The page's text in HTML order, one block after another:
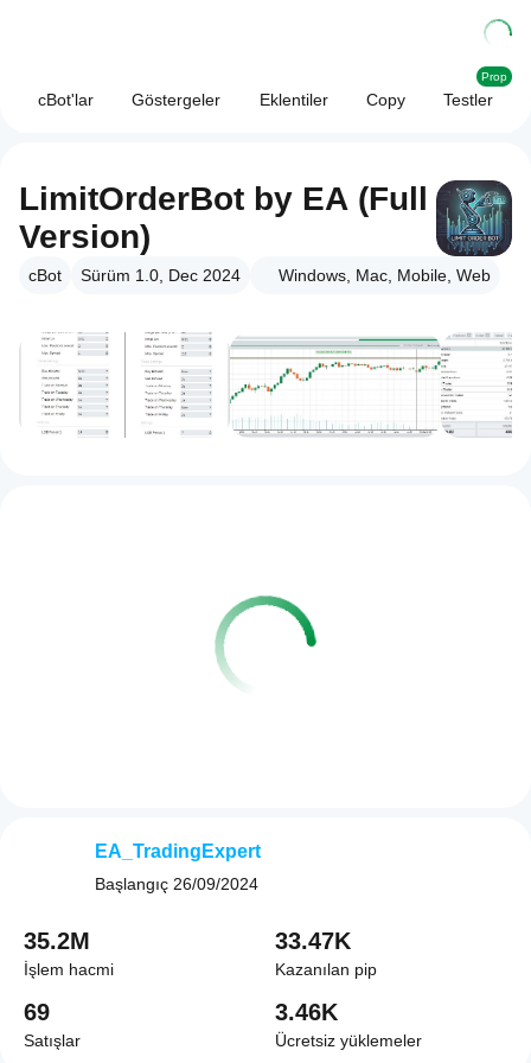
cBot'lar Göstergeler Eklentiler Copy Testler
Prop
LimitOrderBot by EA (Full
Version)
cBot Sürüm 1.0, Dec 2024 Windows, Mac, Mobile, Web
EA_TradingExpert
Başlangıç 26/09/2024
35.2M
İşlem hacmi
33.47K
Kazanılan pip
69
Satışlar
3.46K
Ücretsiz yüklemeler